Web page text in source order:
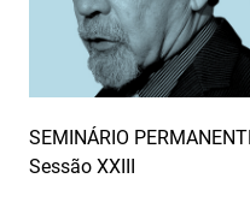
SEMINÁRIO
Sessão XXIII